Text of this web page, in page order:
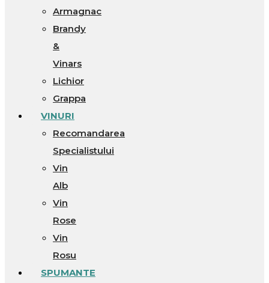
Armagnac
Brandy
&
Vinars
Lichior
Grappa
VINURI
Recomandarea
Specialistului
Vin
Alb
Vin
Rose
Vin
Rosu
SPUMANTE